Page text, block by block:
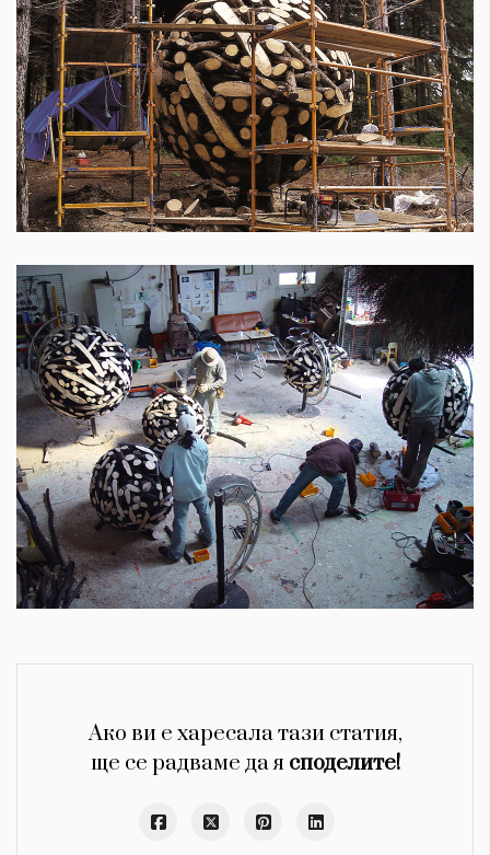
Ако ви е харесала тази статия,
ще се радваме да я споделите!